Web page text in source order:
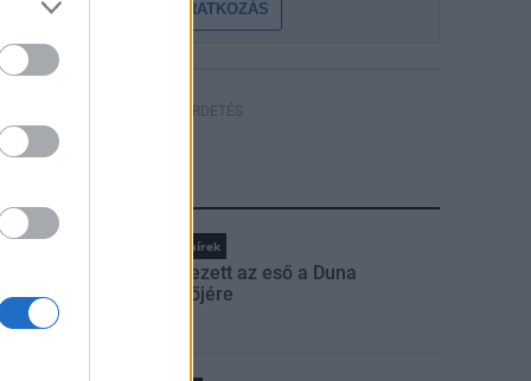
FELIRATKOZÁS
HÍRDETÉS
Országos hírek
Megérkezett az eső a Duna
vízgyűjtőjére